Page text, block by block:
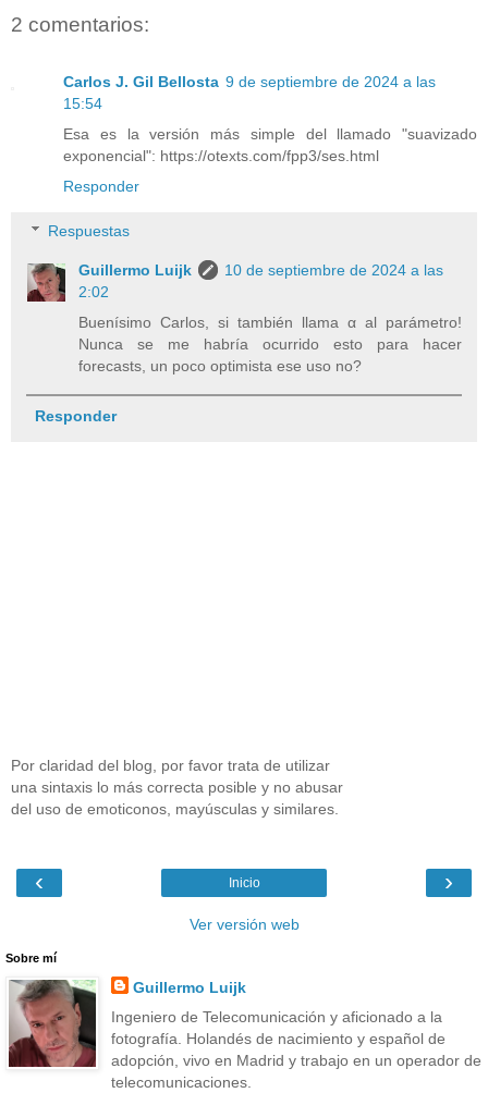
2 comentarios:
Carlos J. Gil Bellosta 9 de septiembre de 2024 a las
15:54
Esa es la versión más simple del llamado "suavizado
exponencial": https://otexts.com/fpp3/ses.html
Responder
Respuestas
Guillermo Luijk
10 de septiembre de 2024 a las
2:02
Buenísimo Carlos, si también llama α al parámetro!
Nunca se me habría ocurrido esto para hacer
forecasts, un poco optimista ese uso no?
Responder
Por claridad del blog, por favor trata de utilizar
una sintaxis lo más correcta posible y no abusar
del uso de emoticonos, mayúsculas y similares.
‹ ›
Inicio
Ver versión web
Sobre mí
Guillermo Luijk
Ingeniero de Telecomunicación y aficionado a la
fotografía. Holandés de nacimiento y español de
adopción, vivo en Madrid y trabajo en un operador de
telecomunicaciones.